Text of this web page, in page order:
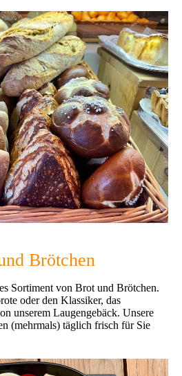
Brötchen
Sortiment von Brot und Brötchen.
oder den Klassiker, das
unserem Laugengebäck. Unsere
(mehrmals) täglich frisch für Sie